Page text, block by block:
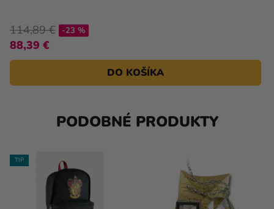
114,89 €
88,39 €
-23 %
DO KOŠÍKA
PODOBNÉ PRODUKTY
TIP